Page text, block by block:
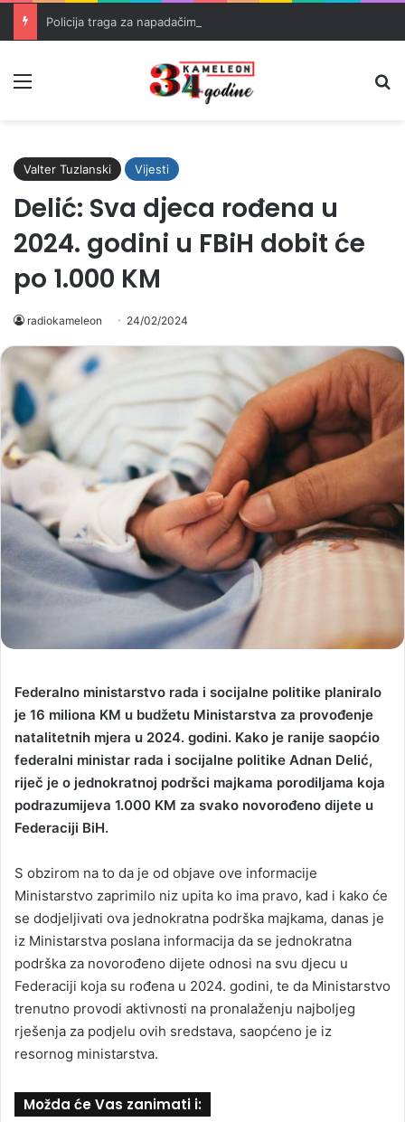
Policija traga za napadačima nakon pucnjave u Brčkom
Valter Tuzlanski Vijesti
Delić: Sva djeca rođena u
2024. godini u FBiH dobit će
po 1.000 KM
radiokameleon 24/02/2024
Federalno ministarstvo rada i socijalne politike planiralo
je 16 miliona KM u budžetu Ministarstva za provođenje
natalitetnih mjera u 2024. godini. Kako je ranije saopćio
federalni ministar rada i socijalne politike Adnan Delić,
riječ je o jednokratnoj podršci majkama porodiljama koja
podrazumijeva 1.000 KM za svako novorođeno dijete u
Federaciji BiH.
S obzirom na to da je od objave ove informacije
Ministarstvo zaprimilo niz upita ko ima pravo, kad i kako će
se dodjeljivati ova jednokratna podrška majkama, danas je
iz Ministarstva poslana informacija da se jednokratna
podrška za novorođeno dijete odnosi na svu djecu u
Federaciji koja su rođena u 2024. godini, te da Ministarstvo
trenutno provodi aktivnosti na pronalaženju najboljeg
rješenja za podjelu ovih sredstava, saopćeno je iz
resornog ministarstva.
Možda će Vas zanimati i: